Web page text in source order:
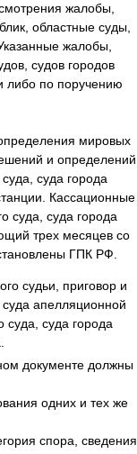
жалобы,
областные суды,
жалобы,
судов городов
либо по поручению
мировых
и определений
суда города
Кассационные
суда, суда города
трех месяцев со
ГПК РФ.
судьи, приговор и
суда апелляционной
суда, суда города
документе должны
одних и тех же
спора, сведения